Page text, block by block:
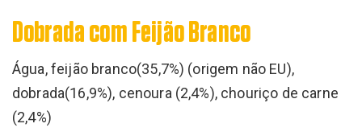
Dobrada com Feijão Branco
Água, feijão branco(35,7%) (origem não EU),
dobrada(16,9%), cenoura (2,4%), chouriço de carne
(2,4%)